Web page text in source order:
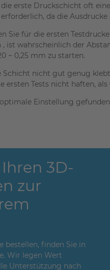
erste Druckschicht oft
da die Ausdrucke
Sie für die ersten
, ist wahrscheinlich der
~ 0,25 mm zu starten.
Schicht nicht gut genug
ersten Tests nicht haften,
Einstellung
3D-
zur
bestellen, finden Sie in
Wir legen Wert
Unterstützung nach